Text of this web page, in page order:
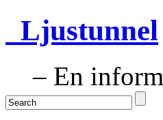
Ljustunnel
– En